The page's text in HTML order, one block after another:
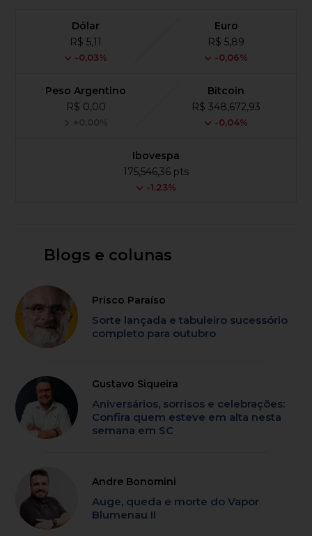
Dólar
R$ 5,11
-0,03%
Euro
R$ 5,89
-0,06%
Peso Argentino
R$ 0,00
+0,00%
Bitcoin
R$ 348,672,93
-0,04%
Ibovespa
175,546,36 pts
-1.23%
Blogs e colunas
Prisco Paraíso
Sorte lançada e tabuleiro sucessório
completo para outubro
Gustavo Siqueira
Aniversários, sorrisos e celebrações:
Confira quem esteve em alta nesta
semana em SC
Andre Bonomini
Auge, queda e morte do Vapor
Blumenau II